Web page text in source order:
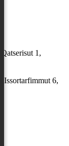
1,
Issortarfimmut 6,